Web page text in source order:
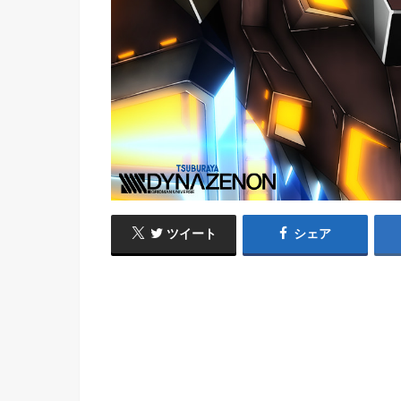
ツイート シェア